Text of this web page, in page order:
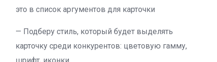
это в список аргументов для карточки
— Подберу стиль, который будет выделять
карточку среди конкурентов: цветовую гамму,
шрифт, иконки